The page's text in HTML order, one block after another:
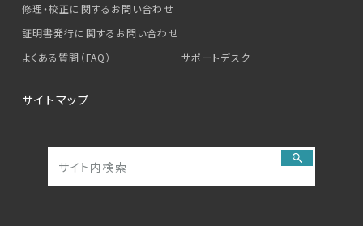
修理・校正に関するお問い合わせ
証明書発行に関するお問い合わせ
よくある質問（FAQ）
サポートデスク
サイトマップ